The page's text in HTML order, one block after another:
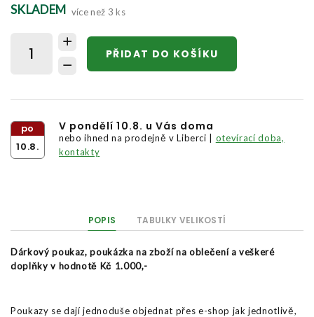
SKLADEM více než 3 ks
PŘIDAT DO KOŠÍKU
po
10.8.
V pondělí 10.8. u Vás doma
nebo ihned na prodejně v Liberci | otevírací doba,
kontakty
POPIS TABULKY VELIKOSTÍ
Dárkový poukaz, poukázka na zboží na oblečení a veškeré
doplňky v hodnotě Kč 1.000,-
Poukazy se dají jednoduše objednat přes e-shop jak jednotlivě,